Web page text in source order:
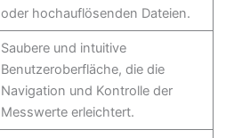
oder hochauflösenden Dateien.
Saubere und intuitive
Benutzeroberfläche, die die
Navigation und Kontrolle der
Messwerte erleichtert.